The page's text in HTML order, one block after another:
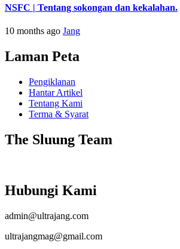
NSFC | Tentang sokongan dan kekalahan.
10 months ago Jang
Laman Peta
Pengiklanan
Hantar Artikel
Tentang Kami
Terma & Syarat
The Sluung Team
Hubungi Kami
admin@ultrajang.com
ultrajangmag@gmail.com